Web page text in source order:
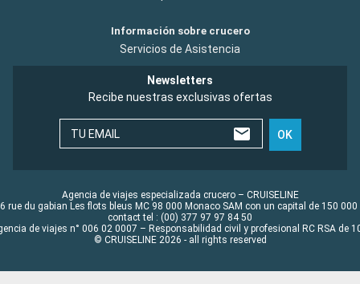
Información sobre crucero
Servicios de Asistencia
Newsletters
Recibe nuestras exclusivas ofertas
TU EMAIL OK
Agencia de viajes especializada crucero – CRUISELINE
rue du gabian Les flots bleus MC 98 000 Monaco SAM con un capital de 150 000
contact tel : (00) 377 97 97 84 50
de viajes n° 006 02 0007 – Responsabilidad civil y profesional RC RSA de
© CRUISELINE 2026 - all rights reserved